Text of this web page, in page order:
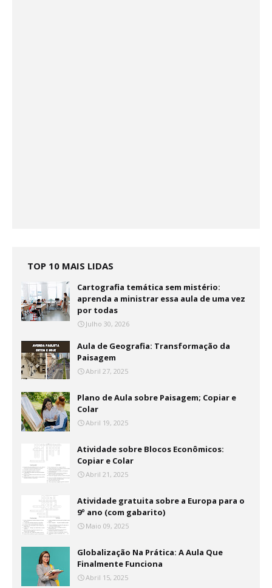
TOP 10 MAIS LIDAS
Cartografia temática sem mistério:
aprenda a ministrar essa aula de uma vez
por todas
Julho 30, 2026
Aula de Geografia: Transformação da
Paisagem
Abril 27, 2025
Plano de Aula sobre Paisagem; Copiar e
Colar
Abril 19, 2025
Atividade sobre Blocos Econômicos:
Copiar e Colar
Abril 21, 2025
Atividade gratuita sobre a Europa para o
9º ano (com gabarito)
Maio 09, 2025
Globalização Na Prática: A Aula Que
Finalmente Funciona
Abril 15, 2025